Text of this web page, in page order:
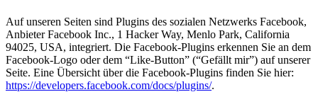
Auf unseren Seiten sind Plugins des sozialen Netzwerks Facebook,
Anbieter Facebook Inc., 1 Hacker Way, Menlo Park, California
94025, USA, integriert. Die Facebook-Plugins erkennen Sie an dem
Facebook-Logo oder dem “Like-Button” (“Gefällt mir”) auf unserer
Seite. Eine Übersicht über die Facebook-Plugins finden Sie hier:
https://developers.facebook.com/docs/plugins/.